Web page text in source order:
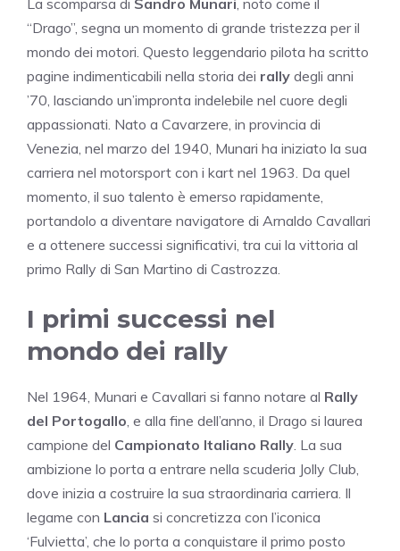
“Drago”, segna un momento di grande tristezza per il
mondo dei motori. Questo leggendario pilota ha scritto
pagine indimenticabili nella storia dei rally degli anni
’70, lasciando un’impronta indelebile nel cuore degli
appassionati. Nato a Cavarzere, in provincia di
Venezia, nel marzo del 1940, Munari ha iniziato la sua
carriera nel motorsport con i kart nel 1963. Da quel
momento, il suo talento è emerso rapidamente,
portandolo a diventare navigatore di Arnaldo Cavallari
e a ottenere successi significativi, tra cui la vittoria al
primo Rally di San Martino di Castrozza.
I primi successi nel
mondo dei rally
Nel 1964, Munari e Cavallari si fanno notare al Rally
del Portogallo , e alla fine dell’anno, il Drago si laurea
campione del Campionato Italiano Rally . La sua
ambizione lo porta a entrare nella scuderia Jolly Club,
dove inizia a costruire la sua straordinaria carriera. Il
legame con Lancia si concretizza con l’iconica
‘Fulvietta’, che lo porta a conquistare il primo posto